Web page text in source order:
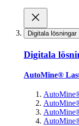
Digitala lösningar
Digitala
AutoMine®